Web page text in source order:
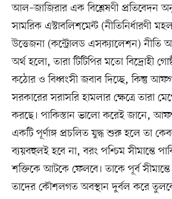
আল–জাজিরার এক বিশ্লেষণী প্রতিবেদন
সামরিক এস্টাবলিশমেন্ট (নীতিনির্ধারণী
উত্তেজনা (কন্ট্রোলড এসক্যালেশন)
অর্থ হলো, তারা টিটিপির মতো বিদ্রোহী
কঠোর ও বিধ্বংসী জবাব দিচ্ছে, কিন্তু
সরকারের সরাসরি হামলার ক্ষেত্রে তারা
করছে। পাকিস্তান ভালো করেই জানে,
একটি পূর্ণাঙ্গ প্রচলিত যুদ্ধ শুরু হলে তা
ব্যয়বহুলই হবে না, বরং পশ্চিম সীমান্তে
শক্তিকে আটকে ফেলবে। তাকে পূর্ব
তাদের কৌশলগত অবস্থান দুর্বল করে